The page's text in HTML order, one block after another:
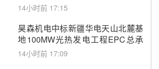
止阀、熔盐三偏心蝶阀采购
14小时前 17:15
昊森机电中标新疆华电天山北麓基
地100MW光热发电工程EPC总承
包项目熔盐介质超声波流量计采购
14小时前 17:09